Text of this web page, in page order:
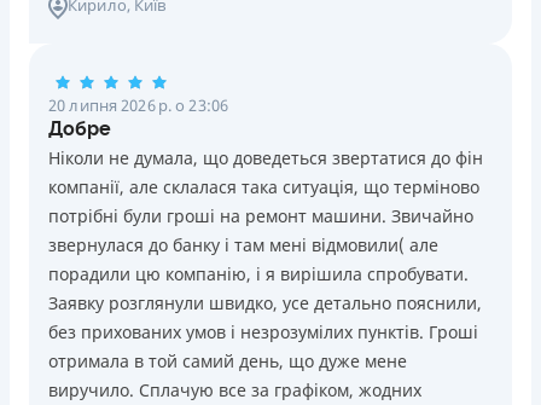
Кирило, Київ
20 липня 2026 р. о 23:06
Добре
Ніколи не думала, що доведеться звертатися до фін
компанії, але склалася така ситуація, що терміново
потрібні були гроші на ремонт машини. Звичайно
звернулася до банку і там мені відмовили( але
порадили цю компанію, і я вирішила спробувати.
Заявку розглянули швидко, усе детально пояснили,
без прихованих умов і незрозумілих пунктів. Гроші
отримала в той самий день, що дуже мене
виручило. Сплачую все за графіком, жодних